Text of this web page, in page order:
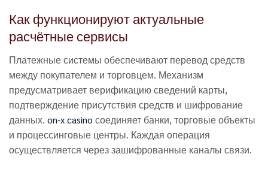
Как функционируют актуальные
расчётные сервисы
Платежные системы обеспечивают перевод средств
между покупателем и торговцем. Механизм
предусматривает верификацию сведений карты,
подтверждение присутствия средств и шифрование
данных. on-x casino соединяет банки, торговые объекты
и процессинговые центры. Каждая операция
осуществляется через зашифрованные каналы связи.